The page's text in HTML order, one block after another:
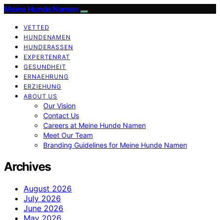
Meine Hunde Namen
VETTED
HUNDENAMEN
HUNDERASSEN
EXPERTENRAT
GESUNDHEIT
ERNAEHRUNG
ERZIEHUNG
ABOUT US
Our Vision
Contact Us
Careers at Meine Hunde Namen
Meet Our Team
Branding Guidelines for Meine Hunde Namen
Archives
August 2026
July 2026
June 2026
May 2026